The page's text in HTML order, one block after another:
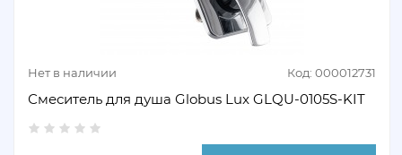
Нет в наличии Код: 000012731
Смеситель для душа Globus Lux GLQU-0105S-KIT